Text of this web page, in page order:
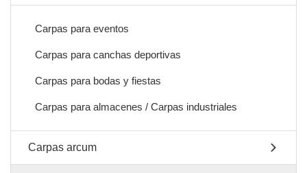
Carpas para eventos
Carpas para canchas deportivas
Carpas para bodas y fiestas
Carpas para almacenes / Carpas industriales
Carpas arcum